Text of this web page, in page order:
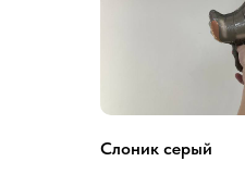
Слоник серый